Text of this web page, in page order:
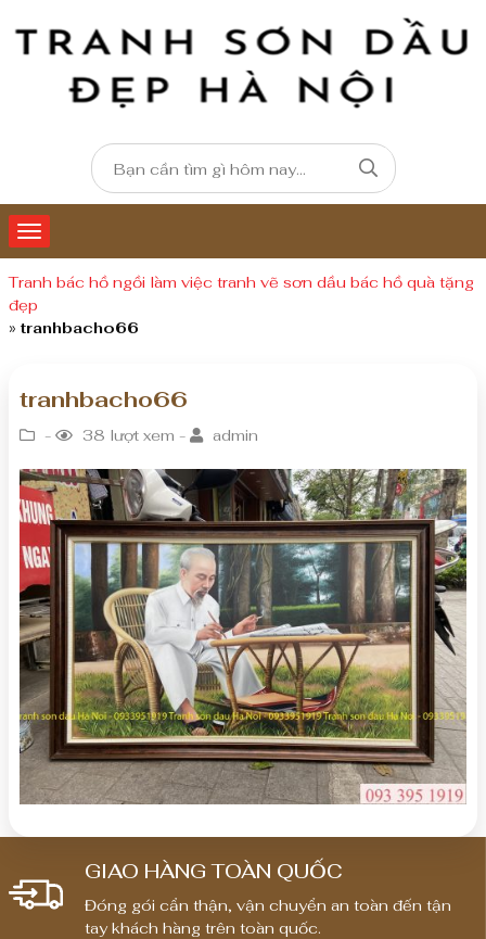
Tranh bác hồ ngồi làm việc tranh vẽ sơn dầu bác hồ quà tặng
đẹp
» tranhbacho66
tranhbacho66
- 38 lượt xem - admin
GIAO HÀNG TOÀN QUỐC
Đóng gói cẩn thận, vận chuyển an toàn đến tận
tay khách hàng trên toàn quốc.